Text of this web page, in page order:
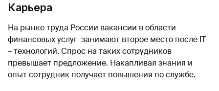
Карьера
На рынке труда России вакансии в области
финансовых услуг занимают второе место после IT
– технологий. Спрос на таких сотрудников
превышает предложение. Накапливая знания и
опыт сотрудник получает повышения по службе.